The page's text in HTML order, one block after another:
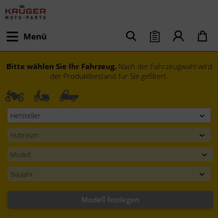
Menü
Bitte wählen Sie Ihr Fahrzeug. Nach der Fahrzeugwahl wird
der Produktbestand für Sie gefiltert.
Modell festlegen